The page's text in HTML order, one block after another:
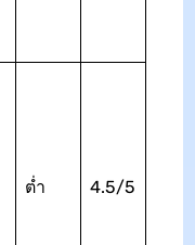
ต่ำ 4.5/5